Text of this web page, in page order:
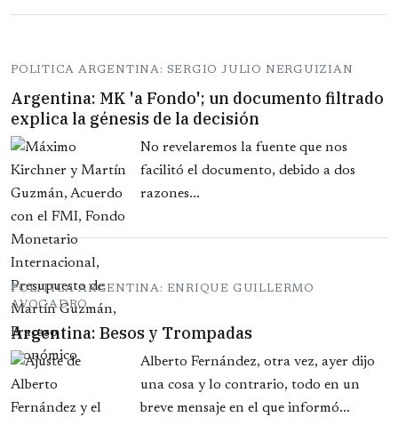
POLITICA ARGENTINA: SERGIO JULIO NERGUIZIAN
Argentina: MK 'a Fondo'; un documento filtrado
explica la génesis de la decisión
No revelaremos la fuente que nos
facilitó el documento, debido a dos
razones...
POLITICA ARGENTINA: ENRIQUE GUILLERMO
AVOGADRO
Argentina: Besos y Trompadas
Alberto Fernández, otra vez, ayer dijo
una cosa y lo contrario, todo en un
breve mensaje en el que informó...